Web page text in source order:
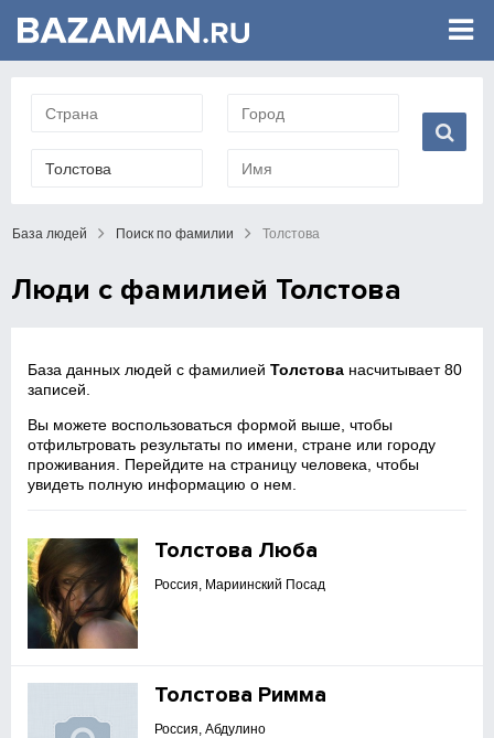
База людей Поиск по фамилии Толстова
Люди с фамилией Толстова
База данных людей с фамилиейТолстова насчитывает 80
записей.
Вы можете воспользоваться формой выше, чтобы
отфильтровать результаты по имени, стране или городу
проживания. Перейдите на страницу человека, чтобы
увидеть полную информацию о нем.
Толстова Люба
Россия, Мариинский Посад
Толстова Римма
Россия, Абдулино